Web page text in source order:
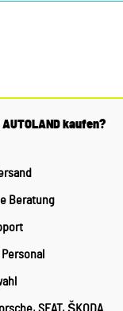
kaufen?
Beratung